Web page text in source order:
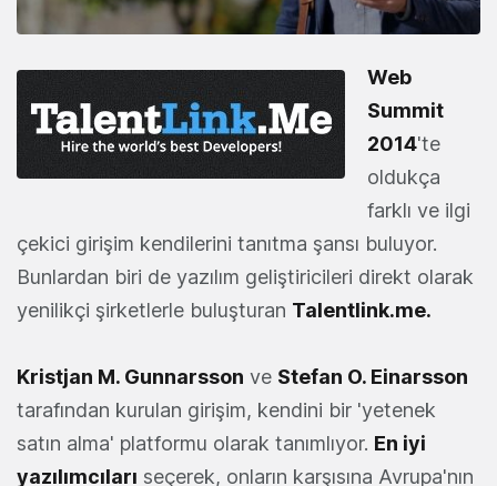
Web
Summit
2014'te
oldukça
farklı ve ilgi
çekici girişim kendilerini tanıtma şansı buluyor.
Bunlardan biri de yazılım geliştiricileri direkt olarak
yenilikçi şirketlerle buluşturan Talentlink.me.
Kristjan M. Gunnarsson ve Stefan O. Einarsson
tarafından kurulan girişim, kendini bir 'yetenek
satın alma' platformu olarak tanımlıyor. En iyi
yazılımcıları seçerek, onların karşısına Avrupa'nın